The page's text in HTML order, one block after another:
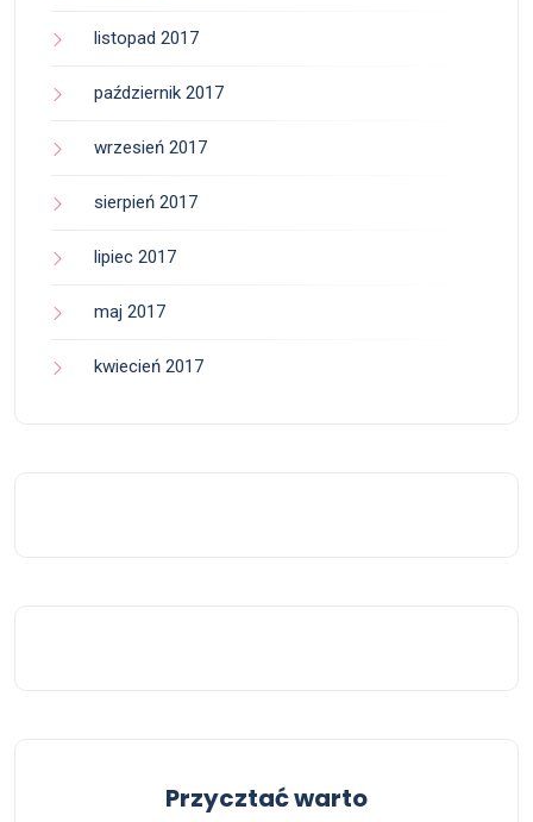
listopad 2017
październik 2017
wrzesień 2017
sierpień 2017
lipiec 2017
maj 2017
kwiecień 2017
Przycztać warto